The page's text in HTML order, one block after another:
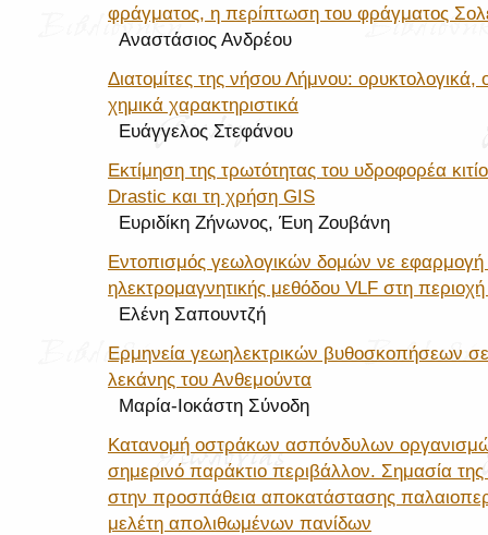
φράγματος, η περίπτωση του φράγματος
Αναστάσιος Ανδρέου
Διατομίτες της νήσου Λήμνου: ορυκτολογικά,
χημικά χαρακτηριστικά
Ευάγγελος Στεφάνου
Εκτίμηση της τρωτότητας του υδροφορέα
Drastic και τη χρήση GIS
Ευριδίκη Ζήνωνος, Έυη Ζουβάνη
Εντοπισμός γεωλογικών δομών νε εφαρμογή
ηλεκτρομαγνητικής μεθόδου VLF στη
Ελένη Σαπουντζή
Ερμηνεία γεωηλεκτρικών βυθοσκοπήσεων
λεκάνης του Ανθεμούντα
Μαρία-Ιοκάστη Σύνοδη
Κατανομή οστράκων ασπόνδυλων
σημερινό παράκτιο περιβάλλον. Σημασία
στην προσπάθεια αποκατάστασης
μελέτη απολιθωμένων πανίδων